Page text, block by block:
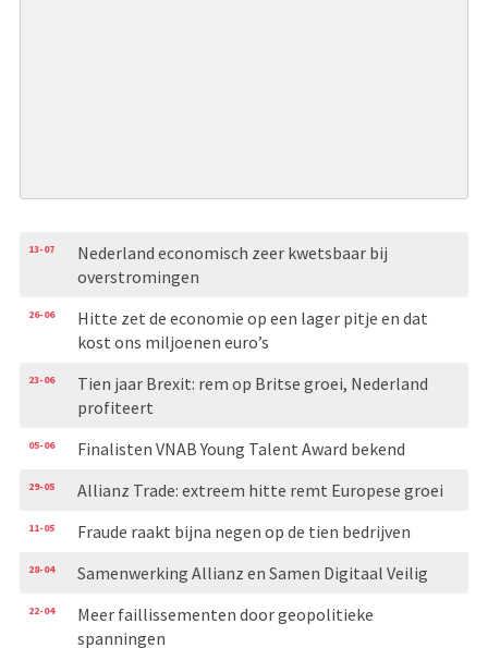
13-07
Nederland economisch zeer kwetsbaar bij
overstromingen
26-06
Hitte zet de economie op een lager pitje en dat
kost ons miljoenen euro’s
23-06
Tien jaar Brexit: rem op Britse groei, Nederland
profiteert
05-06 Finalisten VNAB Young Talent Award bekend
29-05 Allianz Trade: extreem hitte remt Europese groei
11-05 Fraude raakt bijna negen op de tien bedrijven
28-04 Samenwerking Allianz en Samen Digitaal Veilig
22-04
Meer faillissementen door geopolitieke
spanningen